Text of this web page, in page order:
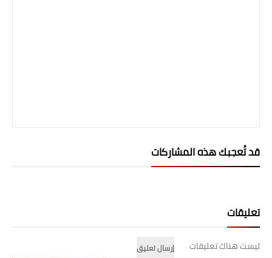
قد تُعجبك هذه المشاركات
تعليقات
ليست هناك تعليقات
إرسال تعليق